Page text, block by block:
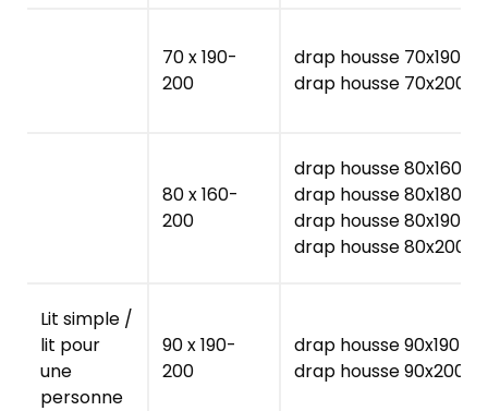
70 x 190-
200
drap housse 70x190
drap housse 70x200
80 x 160-
200
drap housse 80x160
drap housse 80x180
drap housse 80x190
drap housse 80x200
Lit simple /
lit pour
une
personne
90 x 190-
200
drap housse 90x190
drap housse 90x200